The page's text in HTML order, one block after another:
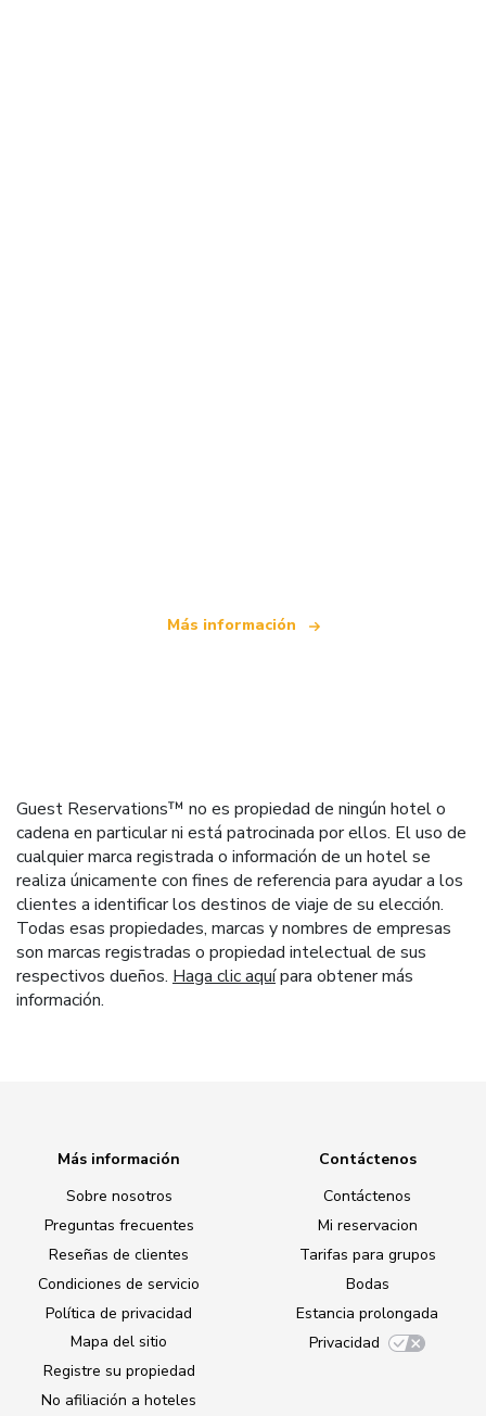
Más información
Guest Reservations™ no es propiedad de ningún hotel o
cadena en particular ni está patrocinada por ellos. El uso de
cualquier marca registrada o información de un hotel se
realiza únicamente con fines de referencia para ayudar a los
clientes a identificar los destinos de viaje de su elección.
Todas esas propiedades, marcas y nombres de empresas
son marcas registradas o propiedad intelectual de sus
respectivos dueños. Haga clic aquípara obtener más
información.
Más información
Sobre nosotros
Preguntas frecuentes
Reseñas de clientes
Condiciones de servicio
Política de privacidad
Mapa del sitio
Registre su propiedad
No afiliación a hoteles
Contáctenos
Contáctenos
Mi reservacion
Tarifas para grupos
Bodas
Estancia prolongada
Privacidad